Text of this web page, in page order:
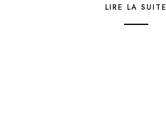
LIRE LA SUITE